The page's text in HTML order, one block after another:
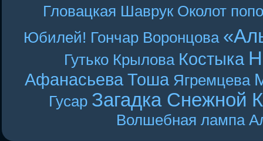
Гловацкая Шаврук Околот
Юбилей! Гончар Воронцова
Гутько Крылова Костыка
Афанасьева Тоша Ягремцева
Гусар Загадка Снежной
Волшебная лампа